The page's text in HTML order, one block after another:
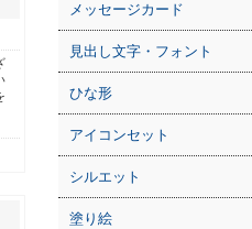
メッセージカード
見出し文字・フォント
ひな形
アイコンセット
シルエット
塗り絵